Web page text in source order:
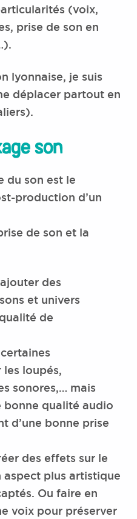
(voix,
prise de son en
lyonnaise, je suis
déplacer partout en
son
du son est le
production d’un
de son et la
des
et univers
de
loupés,
sonores,… mais
bonne qualité audio
d’une bonne prise
des effets sur le
aspect plus artistique
Ou faire en
voix pour préserver